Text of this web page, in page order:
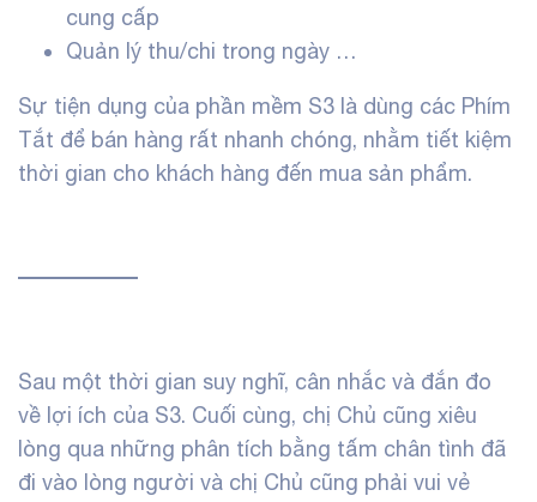
cung cấp
Quản lý thu/chi trong ngày …
Sự tiện dụng của phần mềm S3 là dùng các Phím
Tắt để bán hàng rất nhanh chóng, nhằm tiết kiệm
thời gian cho khách hàng đến mua sản phẩm.
Sau một thời gian suy nghĩ, cân nhắc và đắn đo
về lợi ích của S3. Cuối cùng, chị Chủ cũng xiêu
lòng qua những phân tích bằng tấm chân tình đã
đi vào lòng người và chị Chủ cũng phải vui vẻ